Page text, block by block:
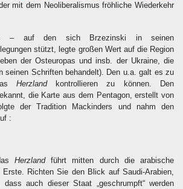
mit dem Neoliberalismus fröhliche Wiederkehr
– auf den sich Brzezinski in seinen
stützt, legte großen Wert auf die Region
der Osteuropas und insb. der Ukraine, die
seinen Schriften behandelt). Den u.a. galt es zu
Herzlandkontrollieren zu können. Den
die Karte aus dem Pentagon, erstellt von
der Tradition Mackinders und nahm den
:
Herzlandführt mitten durch die arabische
Richten Sie den Blick auf Saudi-Arabien,
auch dieser Staat „geschrumpft“ werden